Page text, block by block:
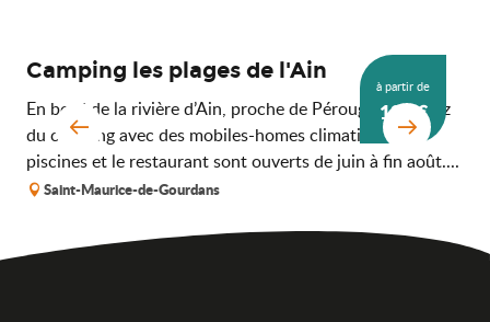
à partir de
199€
Camping les plages de l'Ain
En bord de la rivière d’Ain, proche de Pérouges, profitez
du camping avec des mobiles-homes climatisés. Les
piscines et le restaurant sont ouverts de juin à fin août....
Saint-Maurice-de-Gourdans